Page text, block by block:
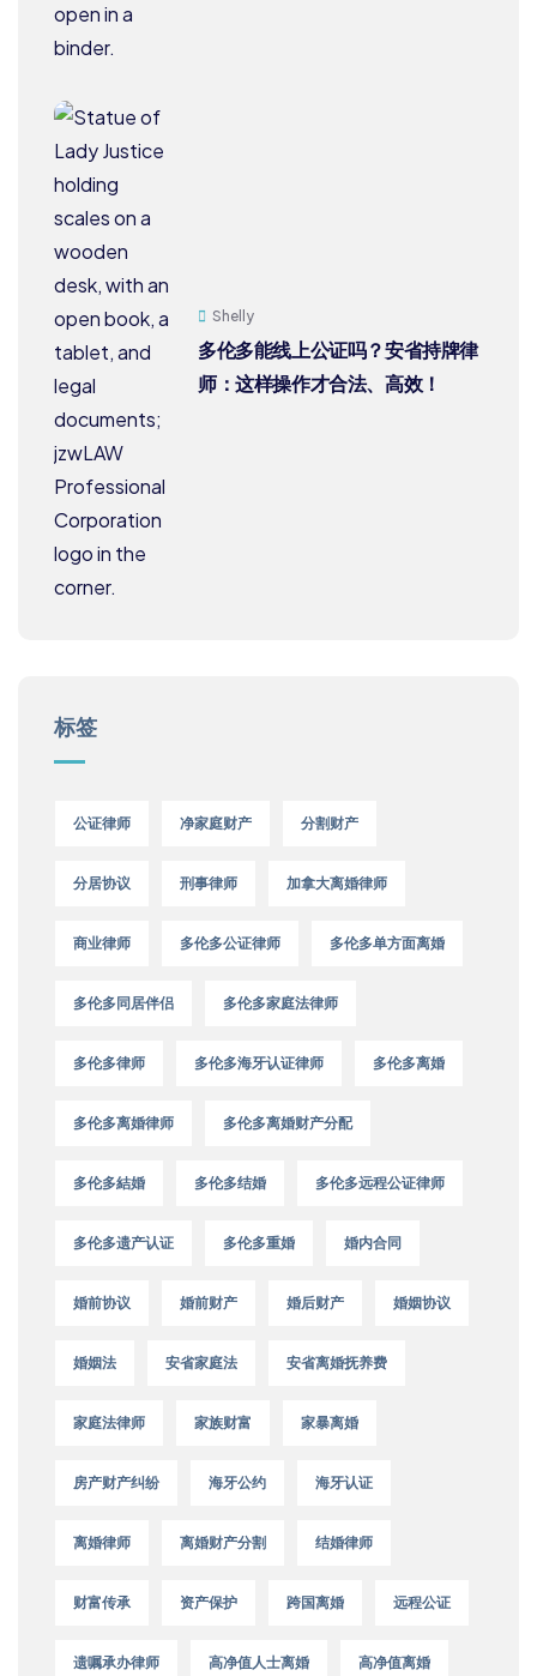
Shelly
多伦多能线上公证吗？安省持牌律
师：这样操作才合法、高效！
标签
公证律师 净家庭财产 分割财产
分居协议 刑事律师 加拿大离婚律师
商业律师 多伦多公证律师 多伦多单方面离婚
多伦多同居伴侣 多伦多家庭法律师
多伦多律师 多伦多海牙认证律师 多伦多离婚
多伦多离婚律师 多伦多离婚财产分配
多伦多結婚 多伦多结婚 多伦多远程公证律师
多伦多遗产认证 多伦多重婚 婚内合同
婚前协议 婚前财产 婚后财产 婚姻协议
婚姻法 安省家庭法 安省离婚抚养费
家庭法律师 家族财富 家暴离婚
房产财产纠纷 海牙公约 海牙认证
离婚律师 离婚财产分割 结婚律师
财富传承 资产保护 跨国离婚 远程公证
遗嘱承办律师 高净值人士离婚 高净值离婚